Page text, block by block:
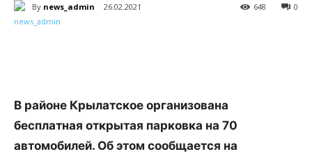
By news_admin 26.02.2021 0
648
В районе Крылатское организована
бесплатная открытая парковка на 70
автомобилей. Об этом сообщается на